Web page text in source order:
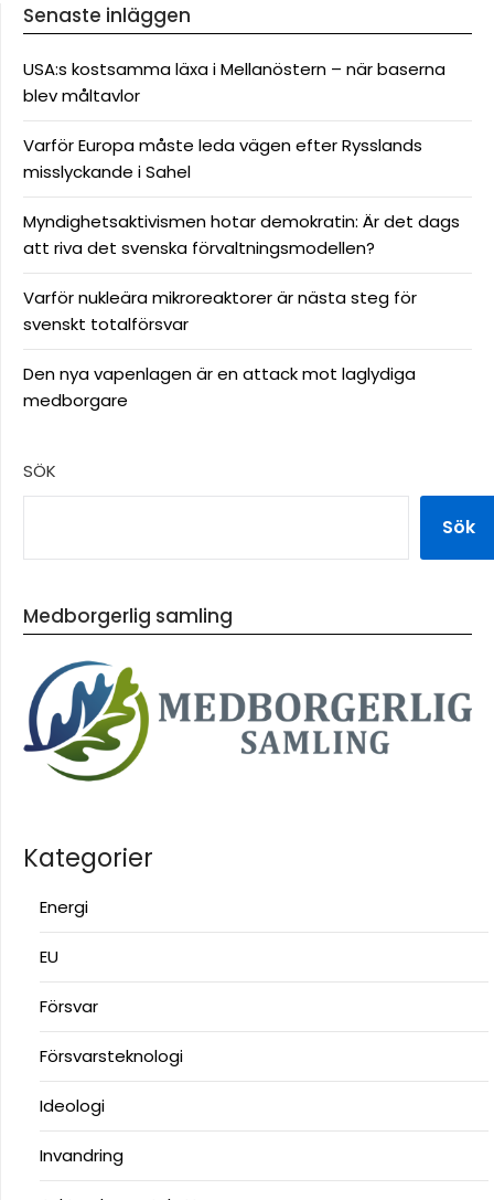
Senaste inläggen
USA:s kostsamma läxa i Mellanöstern – när baserna
blev måltavlor
Varför Europa måste leda vägen efter Rysslands
misslyckande i Sahel
Myndighetsaktivismen hotar demokratin: Är det dags
att riva det svenska förvaltningsmodellen?
Varför nukleära mikroreaktorer är nästa steg för
svenskt totalförsvar
Den nya vapenlagen är en attack mot laglydiga
medborgare
SÖK
Sök
Medborgerlig samling
Kategorier
Energi
EU
Försvar
Försvarsteknologi
Ideologi
Invandring